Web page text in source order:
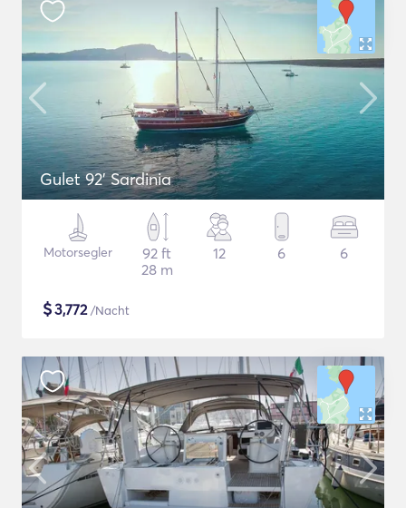
Gulet 92' Sardinia
Motorsegler
92 ft
28 m
12 6 6
$3,772/Nacht